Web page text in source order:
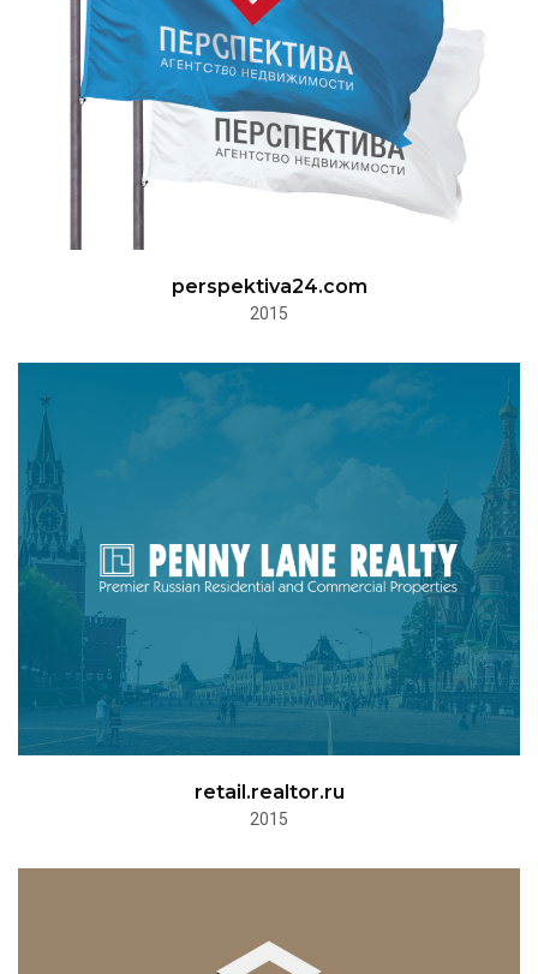
perspektiva24.com
2015
retail.realtor.ru
2015